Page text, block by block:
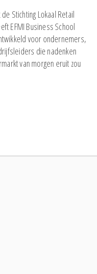
Stichting Lokaal Retail
EFMI Business School
voor ondernemers,
die nadenken
van morgen eruit zou